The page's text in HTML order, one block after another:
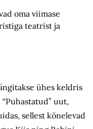
oma viimase
teatrist ja
ühes keldris
uut,
sellest kõnelevad